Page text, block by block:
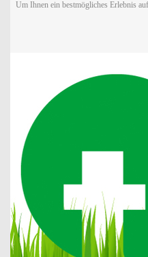
Um Ihnen ein bestmögliches Erlebnis